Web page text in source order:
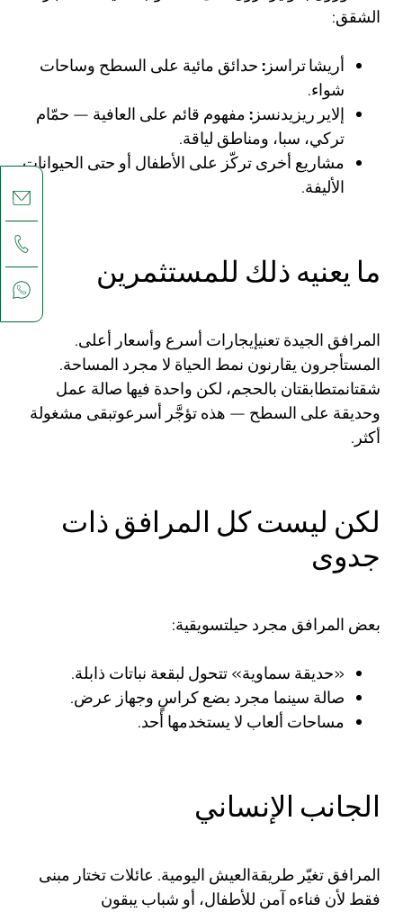
الشقق:
أريشا تراسز: حدائق مائية على السطح وساحات
شواء.
إلاير ريزيدنسز: مفهوم قائم على العافية — حمّام
تركي، سبا، ومناطق لياقة.
مشاريع أخرى تركّز على الأطفال أو حتى الحيوانات
الأليفة.
ما يعنيه ذلك للمستثمرين
المرافق الجيدة تعنيإيجارات أسرع وأسعار أعلى.
المستأجرون يقارنون نمط الحياة لا مجرد المساحة.
شقتانمتطابقتان بالحجم، لكن واحدة فيها صالة عمل
وحديقة على السطح — هذه تؤجَّر أسرعوتبقى مشغولة
أكثر.
لكن ليست كل المرافق ذات
جدوى
بعض المرافق مجرد حيلتسويقية:
«حديقة سماوية» تتحول لبقعة نباتات ذابلة.
صالة سينما مجرد بضع كراسٍ وجهاز عرض.
مساحات ألعاب لا يستخدمها أحد.
الجانب الإنساني
المرافق تغيّر طريقةالعيش اليومية. عائلات تختار مبنى
فقط لأن فناءه آمن للأطفال، أو شباب يبقون